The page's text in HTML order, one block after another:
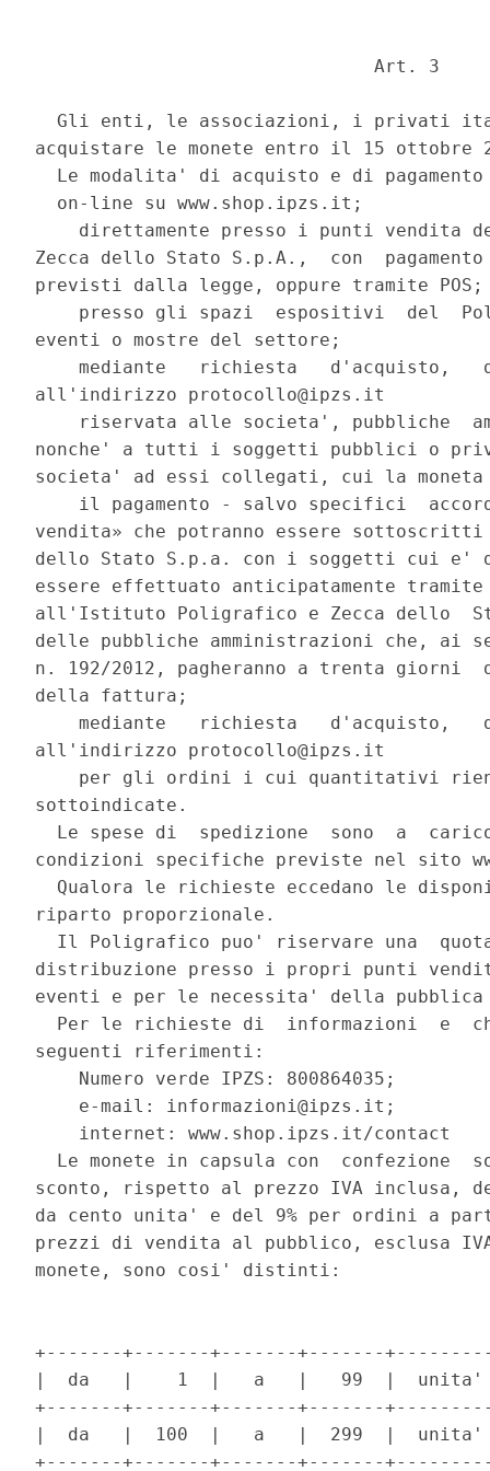
                               Art. 3
Gli enti, le associazioni, i privati
acquistare le monete entro il 15 ottobre
Le modalita' di acquisto e di
  on-line su www.shop.ipzs.it;
direttamente presso i punti vendita
Zecca dello Stato S.p.A.,  con
previsti dalla legge, oppure tramite
presso gli spazi  espositivi  del
eventi o mostre del settore;
mediante   richiesta   d'acquisto,
all'indirizzo protocollo@ipzs.it
riservata alle societa', pubbliche
nonche' a tutti i soggetti pubblici o
societa' ad essi collegati, cui la
il pagamento - salvo specifici
vendita» che potranno essere
dello Stato S.p.a. con i soggetti cui e'
essere effettuato anticipatamente
all'Istituto Poligrafico e Zecca dello
delle pubbliche amministrazioni che, ai
n. 192/2012, pagheranno a trenta
della fattura;
mediante   richiesta   d'acquisto,
all'indirizzo protocollo@ipzs.it
per gli ordini i cui quantitativi
sottoindicate.
Le spese di  spedizione  sono  a
condizioni specifiche previste nel sito
Qualora le richieste eccedano le
riparto proporzionale.
Il Poligrafico puo' riservare una
distribuzione presso i propri punti
eventi e per le necessita' della pubblica
Per le richieste di  informazioni  e
seguenti riferimenti:
    Numero verde IPZS: 800864035;
    e-mail: informazioni@ipzs.it;
    internet: www.shop.ipzs.it/contact
Le monete in capsula con  confezione
sconto, rispetto al prezzo IVA inclusa,
da cento unita' e del 9% per ordini a
prezzi di vendita al pubblico, esclusa
monete, sono cosi' distinti:
+-------+-------+-------+-------
|  da   |    1  |   a   |   99  |  unita'
+-------+-------+-------+-------
|  da   |  100  |   a   |  299  |  unita'
+-------+-------+-------+-------